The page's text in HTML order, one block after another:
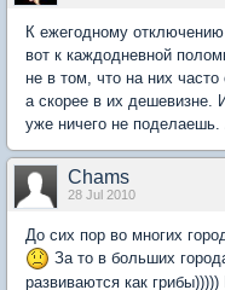
К ежегодному
вот к каждодневной
не в том, что на них
а скорее в их дешевизне.
уже ничего не
Chams
28 Jul 2010
До сих пор во многих
За то в больших
развиваются как